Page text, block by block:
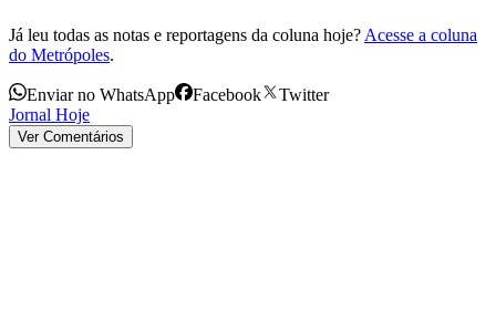
Já leu todas as notas e reportagens da coluna hoje? Acesse a coluna
do Metrópoles.
Enviar no WhatsApp Facebook
Twitter
Jornal Hoje
Ver Comentários